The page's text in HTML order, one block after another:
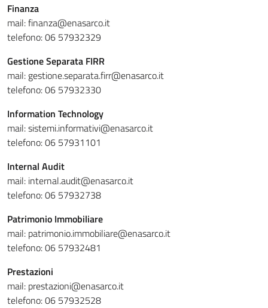
Finanza
mail: finanza@enasarco.it
telefono: 06 57932329
Gestione Separata FIRR
mail: gestione.separata.firr@enasarco.it
telefono: 06 57932330
Information Technology
mail: sistemi.informativi@enasarco.it
telefono: 06 57931101
Internal Audit
mail: internal.audit@enasarco.it
telefono: 06 57932738
Patrimonio Immobiliare
mail: patrimonio.immobiliare@enasarco.it
telefono: 06 57932481
Prestazioni
mail: prestazioni@enasarco.it
telefono: 06 57932528